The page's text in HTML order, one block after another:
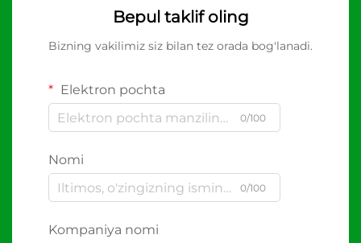
Bepul taklif oling
Bizning vakilimiz siz bilan tez orada bog'lanadi.
Elektron pochta
0/100
Nomi
0/100
Kompaniya nomi